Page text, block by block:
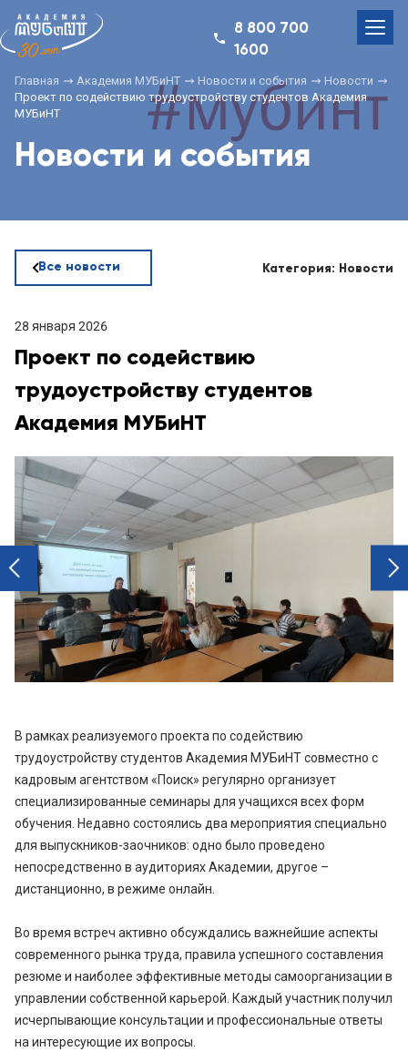
8 800 700
1600
Главная Академия МУБиНТ Новости и события
Новости
Проект по содействию трудоустройству студентов Академия
МУБиНТ
Новости и события
Все новости Категория: Новости
28 января 2026
Проект по содействию
трудоустройству студентов
Академия МУБиНТ
prev
next
В рамках реализуемого проекта по содействию
трудоустройству студентов Академия МУБиНТ совместно с
кадровым агентством «Поиск» регулярно организует
специализированные семинары для учащихся всех форм
обучения. Недавно состоялись два мероприятия специально
для выпускников-заочников: одно было проведено
непосредственно в аудиториях Академии, другое –
дистанционно, в режиме онлайн.
Во время встреч активно обсуждались важнейшие аспекты
современного рынка труда, правила успешного составления
резюме и наиболее эффективные методы самоорганизации в
управлении собственной карьерой. Каждый участник получил
исчерпывающие консультации и профессиональные ответы
на интересующие их вопросы.